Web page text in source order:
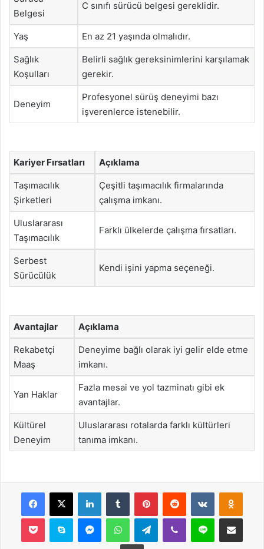
Belgesi
C sınıfı sürücü belgesi gereklidir.
Yaş En az 21 yaşında olmalıdır.
Sağlık
Koşulları
Belirli sağlık gereksinimlerini karşılamak
gerekir.
Deneyim
Profesyonel sürüş deneyimi bazı
işverenlerce istenebilir.
Kariyer Fırsatları Açıklama
Taşımacılık
Şirketleri
Çeşitli taşımacılık firmalarında
çalışma imkanı.
Uluslararası
Taşımacılık
Farklı ülkelerde çalışma fırsatları.
Serbest
Sürücülük
Kendi işini yapma seçeneği.
Avantajlar Açıklama
Rekabetçi
Maaş
Deneyime bağlı olarak iyi gelir elde etme
imkanı.
Yan Haklar
Fazla mesai ve yol tazminatı gibi ek
avantajlar.
Kültürel
Deneyim
Uluslararası rotalarda farklı kültürleri
tanıma imkanı.
Facebook
X LinkedInTumblr PinterestReddit VKontakte
Pocket Skype MessengerWhatsAppTelegramViber Line E-Posta ile
Yazdır